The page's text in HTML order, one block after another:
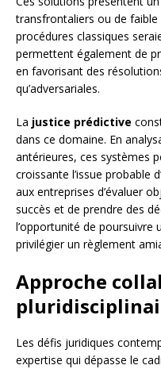
transfrontaliers ou de faible
procédures classiques
permettent également de
en favorisant des
qu’adversariales.
La justice prédictive
dans ce domaine. En
antérieures, ces systèmes
croissante l’issue probable
aux entreprises d’évaluer
succès et de prendre des
l’opportunité de poursuivre
privilégier un règlement
Approche
Les défis juridiques
expertise qui dépasse le